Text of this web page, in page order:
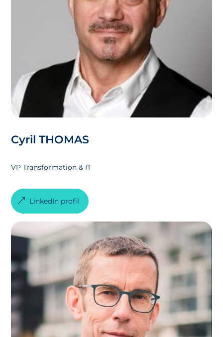
Cyril THOMAS
VP Transformation & IT
LinkedIn profil